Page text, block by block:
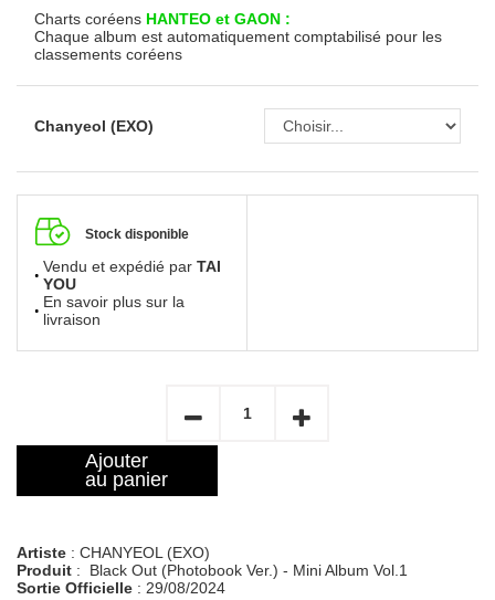
Charts coréens HANTEO et GAON :
Chaque album est automatiquement comptabilisé pour les
classements coréens
Chanyeol (EXO)
Stock disponible
Vendu et expédié par TAI
YOU
En savoir plus sur la
livraison
Ajouter
au panier
Artiste : CHANYEOL (EXO)
Produit : Black Out (Photobook Ver.) - Mini Album Vol.1
Sortie Officielle : 29/08/2024